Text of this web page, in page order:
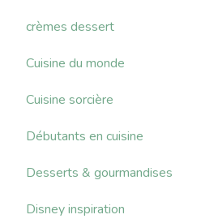
crèmes dessert
Cuisine du monde
Cuisine sorcière
Débutants en cuisine
Desserts & gourmandises
Disney inspiration